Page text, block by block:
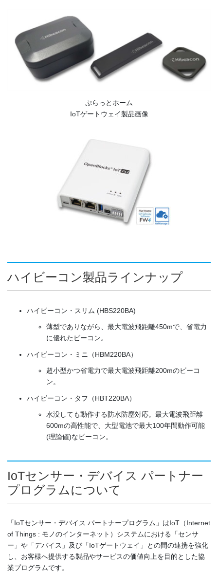
ぷらっとホーム
IoTゲートウェイ製品画像
ハイビーコン製品ラインナップ
ハイビーコン・スリム (HBS220BA)
薄型でありながら、最大電波飛距離450mで、省電力
に優れたビーコン。
ハイビーコン・ミニ（HBM220BA）
超小型かつ省電力で最大電波飛距離200mのビーコ
ン。
ハイビーコン・タフ（HBT220BA）
水没しても動作する防水防塵対応。最大電波飛距離
600mの高性能で、大型電池で最大100年間動作可能
(理論値)なビーコン。
IoTセンサー・デバイス パートナー
プログラムについて
「IoTセンサー・デバイス パートナープログラム」はIoT（Internet
of Things : モノのインターネット）システムにおける「センサ
ー」や「デバイス」及び「IoTゲートウェイ」との間の連携を強化
し、お客様へ提供する製品やサービスの価値向上を目的とした協
業プログラムです。